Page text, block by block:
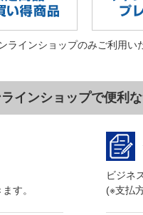
インショップのみご利用い
インショップで便利
す。
ビジネ
(※支払